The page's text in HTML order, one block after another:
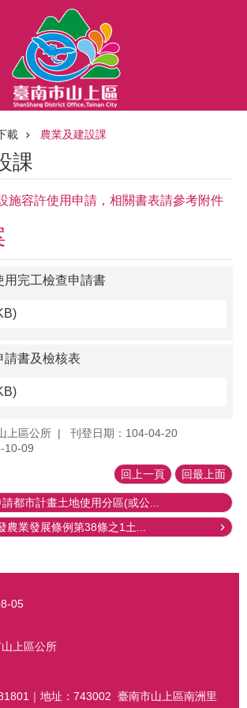
載 農業及建設課
課
施容許使用申請，相關書表請參考附件
用完工檢查申請書
請書及檢核表
上區公所
刊登日期：104-04-20
10-09
回上一頁 回最上面
請都市計畫土地使用分區(或公...
農業發展條例第38條之1土...
05
上區公所
｜地址：743002 臺南市山上區南洲里